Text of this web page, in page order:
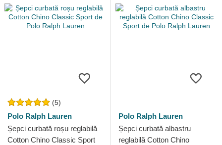
(5)
Polo Ralph Lauren
Șepci curbată roșu reglabilă
Cotton Chino Classic Sport
Polo Ralph Lauren
Șepci curbată albastru
reglabilă Cotton Chino